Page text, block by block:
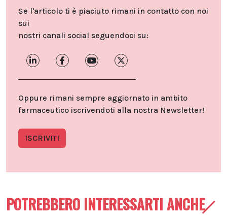
Se l'articolo ti è piaciuto rimani in contatto con noi
sui
nostri canali social seguendoci su:
Oppure rimani sempre aggiornato in ambito
farmaceutico iscrivendoti alla nostra Newsletter!
ISCRIVITI
POTREBBERO INTERESSARTI ANCHE